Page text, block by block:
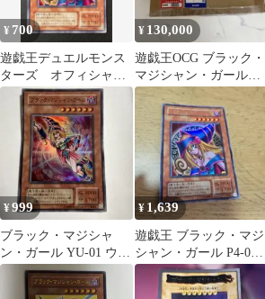
¥ 700
遊戯王デュエルモンス
ターズ オフィシャル
カード ブラック・マ
ジシャン・ガール
¥ 130,000
遊戯王OCG ブラック・
マジシャン・ガール
ステンレス 未開封配送
¥999
ブラック・マジシャ
ン・ガール YU-01 ウル
トラレア 遊戯王
¥ 1,639
遊戯王 ブラック・マジ
シャン・ガール P4-01
字レア